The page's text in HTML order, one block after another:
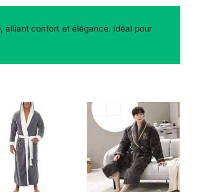
alliant confort et élégance. Idéal pour